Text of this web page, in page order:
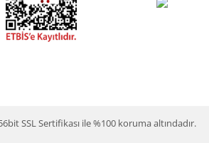
SSL Sertifikası ile %100 koruma altındadır.